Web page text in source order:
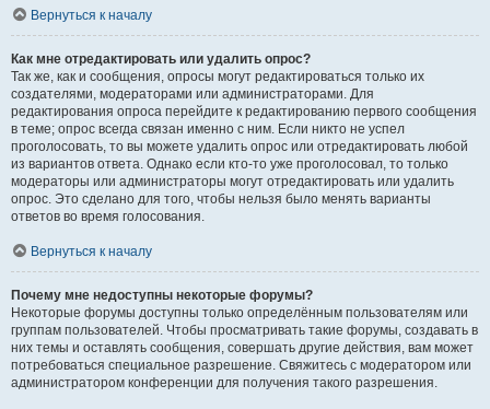
Вернуться к началу
Как мне отредактировать или удалить опрос?
Так же, как и сообщения, опросы могут редактироваться только их
создателями, модераторами или администраторами. Для
редактирования опроса перейдите к редактированию первого сообщения
в теме; опрос всегда связан именно с ним. Если никто не успел
проголосовать, то вы можете удалить опрос или отредактировать любой
из вариантов ответа. Однако если кто-то уже проголосовал, то только
модераторы или администраторы могут отредактировать или удалить
опрос. Это сделано для того, чтобы нельзя было менять варианты
ответов во время голосования.
Вернуться к началу
Почему мне недоступны некоторые форумы?
Некоторые форумы доступны только определённым пользователям или
группам пользователей. Чтобы просматривать такие форумы, создавать в
них темы и оставлять сообщения, совершать другие действия, вам может
потребоваться специальное разрешение. Свяжитесь с модератором или
администратором конференции для получения такого разрешения.